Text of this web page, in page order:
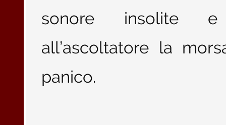
sonore insolite e
all’ascoltatore la
panico.